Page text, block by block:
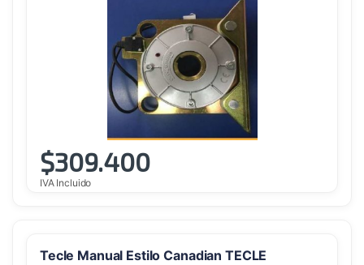
$309.400
IVA Incluido
Tecle Manual Estilo Canadian TECLE